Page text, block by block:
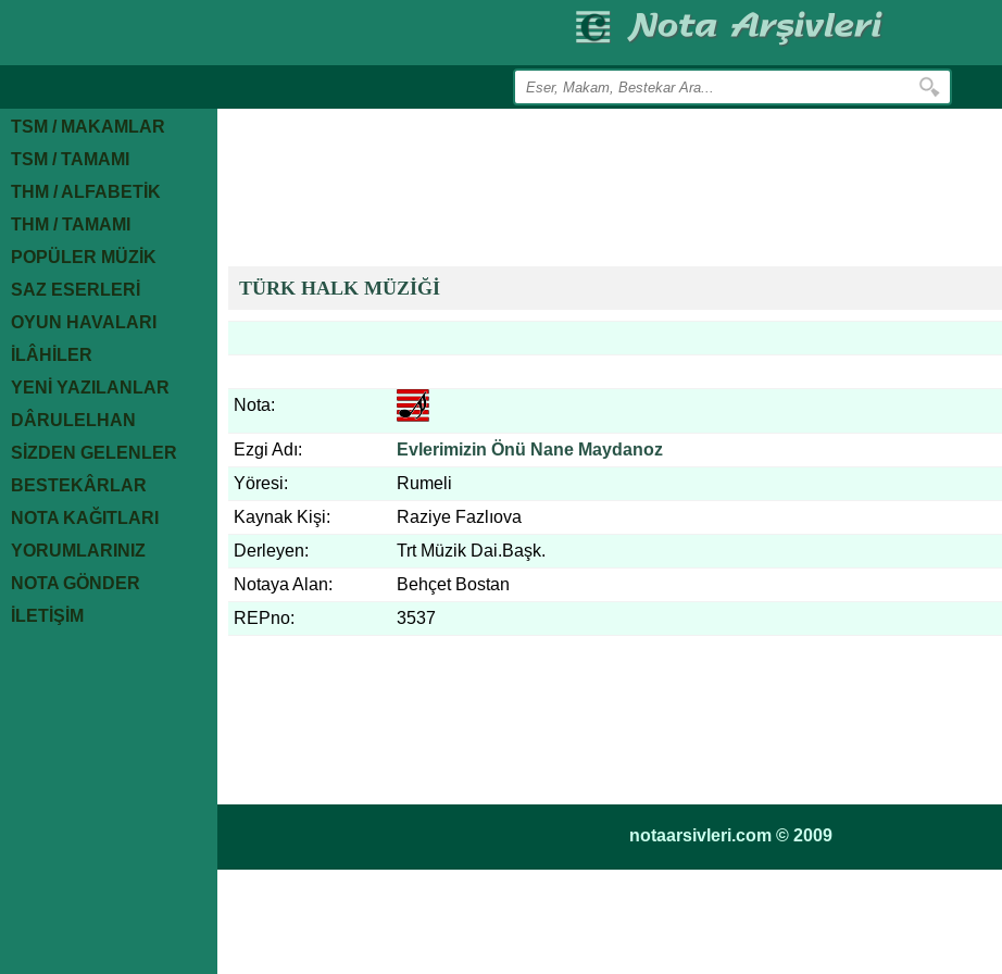
TSM / MAKAMLAR
TSM / TAMAMI
THM / ALFABETİK
THM / TAMAMI
POPÜLER MÜZİK
SAZ ESERLERİ
OYUN HAVALARI
İLÂHİLER
YENİ YAZILANLAR
DÂRULELHAN
SİZDEN GELENLER
BESTEKÂRLAR
NOTA KAĞITLARI
YORUMLARINIZ
NOTA GÖNDER
İLETİŞİM
TÜRK HALK MÜZİĞİ
Nota:
Ezgi Adı:
Evlerimizin Önü Nane Maydanoz
Yöresi:
Rumeli
Kaynak Kişi:
Raziye Fazlıova
Derleyen:
Trt Müzik Dai.Başk.
Notaya Alan:
Behçet Bostan
REPno:
3537
notaarsivleri.com © 2009